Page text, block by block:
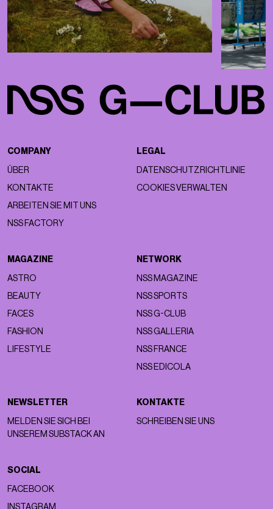
COMPANY
ÜBER
KONTAKTE
ARBEITEN SIE MIT UNS
NSS FACTORY
LEGAL
DATENSCHUTZRICHTLINIE
COOKIES VERWALTEN
MAGAZINE
ASTRO
BEAUTY
FACES
FASHION
LIFESTYLE
NETWORK
NSS MAGAZINE
NSS SPORTS
NSS G-CLUB
NSS GALLERIA
NSS FRANCE
NSS EDICOLA
NEWSLETTER
MELDEN SIE SICH BEI
UNSEREM SUBSTACK AN
KONTAKTE
SCHREIBEN SIE UNS
SOCIAL
FACEBOOK
INSTAGRAM